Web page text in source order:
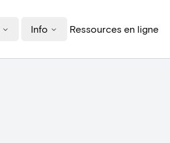
Info Ressources en ligne